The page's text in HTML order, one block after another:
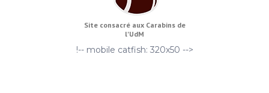
Site consacré aux Carabins de
l'UdM
!-- mobile catfish: 320x50 -->